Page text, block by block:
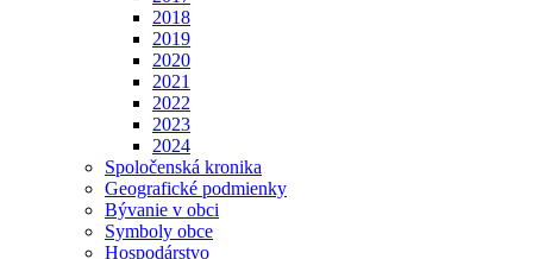
2018
2019
2020
2021
2022
2023
2024
Spoločenská kronika
Geografické podmienky
Bývanie v obci
Symboly obce
Hospodárstvo